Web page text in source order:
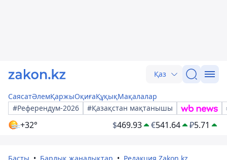
Қаз
СаясатӘлемҚаржыОқиғаҚұқықМақалалар
#Референдум-2026
#Қазақстан мақтанышы
+32° $469.93 €541.64 ₽5.71